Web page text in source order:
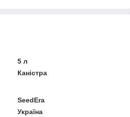
5 л
Каністра
SeedEra
Україна